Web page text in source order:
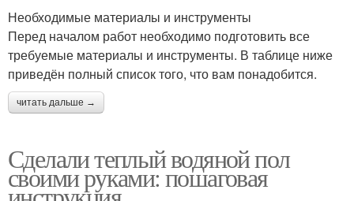
Необходимые материалы и инструменты
Перед началом работ необходимо подготовить все
требуемые материалы и инструменты. В таблице ниже
приведён полный список того, что вам понадобится.
читать дальше →
Сделали теплый водяной пол
своими руками: пошаговая